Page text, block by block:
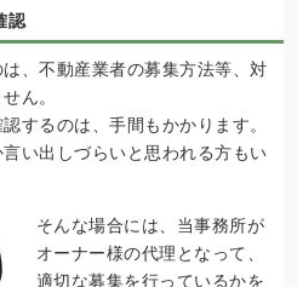
認
、不動産業者の募集方法等、対
ん。
するのは、手間もかかります。
い出しづらいと思われる方もい
そんな場合には、当事務所が
オーナー様の代理となって、
適切な募集を行っているかを